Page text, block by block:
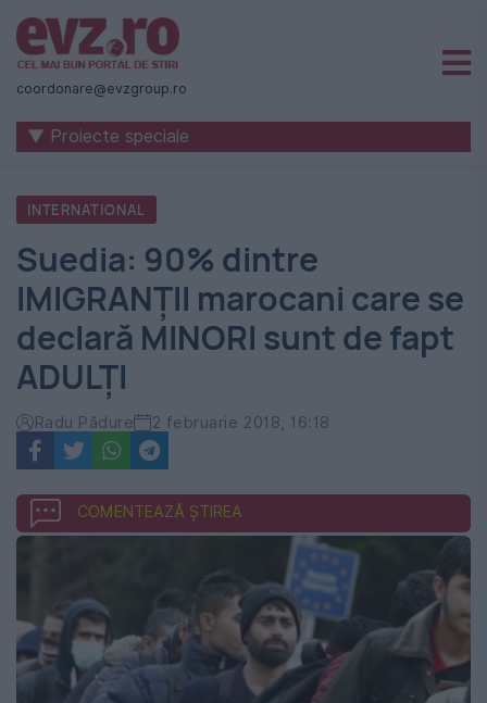
Știri
naționale
internaționale
România
-
Evenimentul
Zilei
coordonare@evzgroup.ro
▼ Proiecte speciale
INTERNATIONAL
Suedia: 90% dintre
IMIGRANŢII marocani care se
declară MINORI sunt de fapt
ADULŢI
Radu Pădure 2 februarie 2018, 16:18
COMENTEAZĂ ȘTIREA